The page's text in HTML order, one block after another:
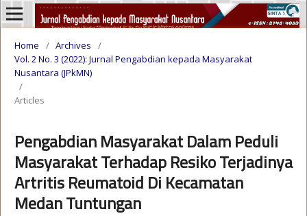
Home / Archives
/
Vol. 2 No. 3 (2022): Jurnal Pengabdian kepada Masyarakat
Nusantara (JPkMN)
/
Articles
Pengabdian Masyarakat Dalam Peduli
Masyarakat Terhadap Resiko Terjadinya
Artritis Reumatoid Di Kecamatan
Medan Tuntungan